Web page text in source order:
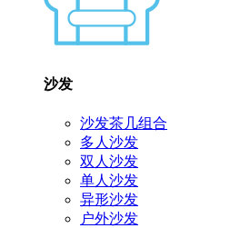
沙发
沙发茶几组合
多人沙发
双人沙发
单人沙发
异形沙发
户外沙发